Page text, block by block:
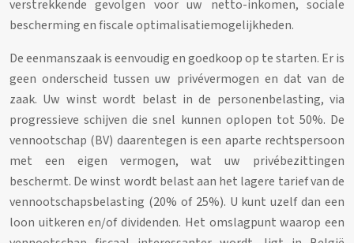
verstrekkende gevolgen voor uw netto-inkomen, sociale
bescherming en fiscale optimalisatiemogelijkheden.
De eenmanszaak is eenvoudig en goedkoop op te starten. Er is
geen onderscheid tussen uw privévermogen en dat van de
zaak. Uw winst wordt belast in de personenbelasting, via
progressieve schijven die snel kunnen oplopen tot 50%. De
vennootschap (BV) daarentegen is een aparte rechtspersoon
met een eigen vermogen, wat uw privébezittingen
beschermt. De winst wordt belast aan het lagere tarief van de
vennootschapsbelasting (20% of 25%). U kunt uzelf dan een
loon uitkeren en/of dividenden. Het omslagpunt waarop een